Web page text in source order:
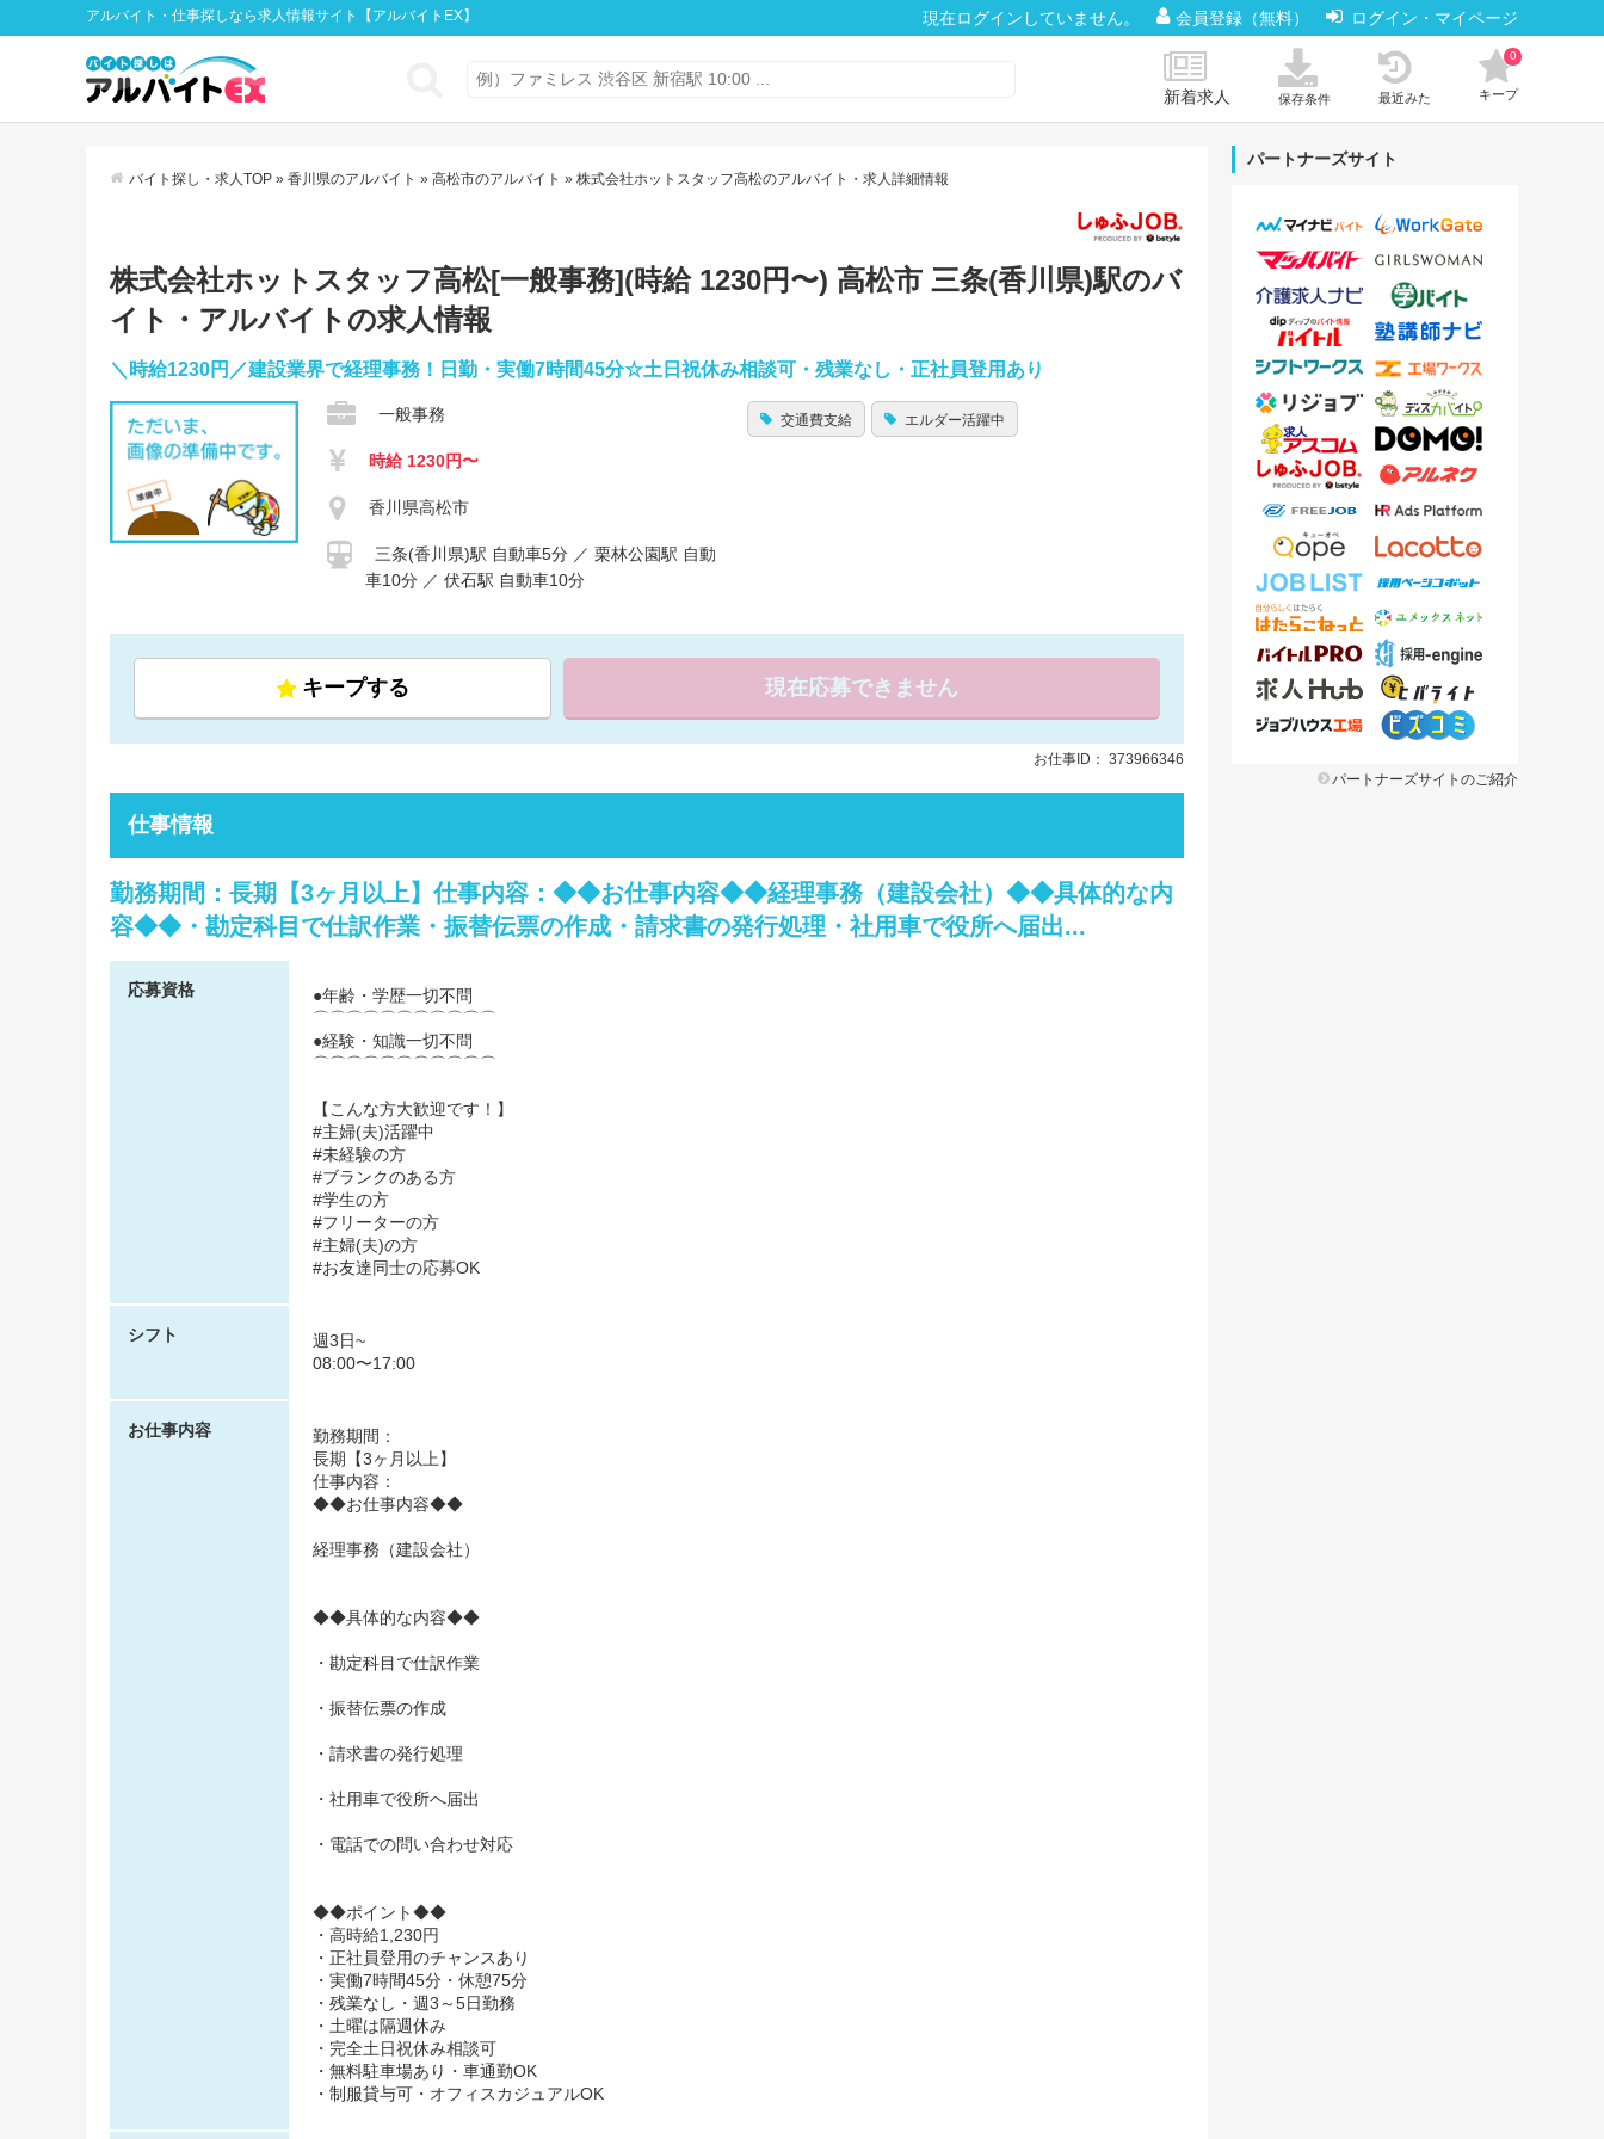
アルバイト・仕事探しなら求人情報サイト【アルバイトEX】 現在ログインしていません。 会員登録（無料） ログイン・マイページ
新着求人 保存条件 最近みた キープ
0
バイト探し・求人TOP » 香川県のアルバイト » 高松市のアルバイト » 株式会社ホットスタッフ高松のアルバイト・求人詳細情報
株式会社ホットスタッフ高松[一般事務](時給 1230円〜) 高松市 三条(香川県)駅のバ
イト・アルバイトの求人情報
＼時給1230円／建設業界で経理事務！日勤・実働7時間45分☆土日祝休み相談可・残業なし・正社員登用あり
一般事務
時給 1230円〜
香川県高松市
三条(香川県)駅 自動車5分 ／ 栗林公園駅 自動
車10分 ／ 伏石駅 自動車10分
交通費支給 エルダー活躍中
キープする 現在応募できません
お仕事ID： 373966346
仕事情報
勤務期間：長期【3ヶ月以上】仕事内容：◆◆お仕事内容◆◆経理事務（建設会社）◆◆具体的な内
容◆◆・勘定科目で仕訳作業・振替伝票の作成・請求書の発行処理・社用車で役所へ届出...
応募資格
●年齢・学歴一切不問
⌒⌒⌒⌒⌒⌒⌒⌒⌒⌒⌒
●経験・知識一切不問
⌒⌒⌒⌒⌒⌒⌒⌒⌒⌒⌒
【こんな方大歓迎です！】
#主婦(夫)活躍中
#未経験の方
#ブランクのある方
#学生の方
#フリーターの方
#主婦(夫)の方
#お友達同士の応募OK
シフト
週3日~
08:00〜17:00
お仕事内容
勤務期間：
長期【3ヶ月以上】
仕事内容：
◆◆お仕事内容◆◆
経理事務（建設会社）
◆◆具体的な内容◆◆
・勘定科目で仕訳作業
・振替伝票の作成
・請求書の発行処理
・社用車で役所へ届出
・電話での問い合わせ対応
◆◆ポイント◆◆
・高時給1,230円
・正社員登用のチャンスあり
・実働7時間45分・休憩75分
・残業なし・週3～5日勤務
・土曜は隔週休み
・完全土日祝休み相談可
・無料駐車場あり・車通勤OK
・制服貸与可・オフィスカジュアルOK
パートナーズサイト
パートナーズサイトのご紹介